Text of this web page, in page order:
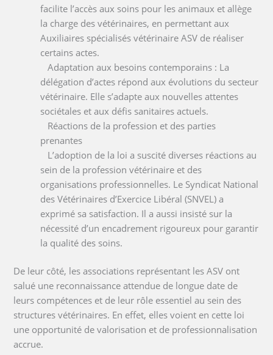
facilite l’accès aux soins pour les animaux et allège
la charge des vétérinaires, en permettant aux
Auxiliaires spécialisés vétérinaire ASV de réaliser
certains actes.
Adaptation aux besoins contemporains : La
délégation d’actes répond aux évolutions du secteur
vétérinaire. Elle s’adapte aux nouvelles attentes
sociétales et aux défis sanitaires actuels.
Réactions de la profession et des parties
prenantes
L’adoption de la loi a suscité diverses réactions au
sein de la profession vétérinaire et des
organisations professionnelles. Le Syndicat National
des Vétérinaires d’Exercice Libéral (SNVEL) a
exprimé sa satisfaction. Il a aussi insisté sur la
nécessité d’un encadrement rigoureux pour garantir
la qualité des soins.
De leur côté, les associations représentant les ASV ont
salué une reconnaissance attendue de longue date de
leurs compétences et de leur rôle essentiel au sein des
structures vétérinaires. En effet, elles voient en cette loi
une opportunité de valorisation et de professionnalisation
accrue.